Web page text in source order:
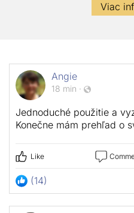
Viac
Angie
18 min ·
Jednoduché použitie a
Konečne mám prehľad o
Like
(14)